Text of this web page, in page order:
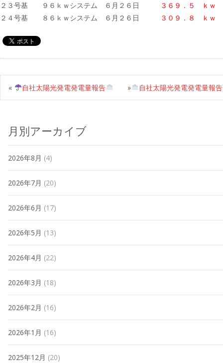
２３号基 ９６ｋｗシステム ６月２６日
３６９．５ ｋｗ
２４号基 ８６ｋｗシステム ６月２６日
３０９．８ ｋｗ
« 自社太陽光発電発電量報告 自社太陽光発電発電量報告
»
月別アーカイブ
2026年8月 (4)
2026年7月 (20)
2026年6月 (17)
2026年5月 (13)
2026年4月 (22)
2026年3月 (18)
2026年2月 (16)
2026年1月 (16)
2025年12月 (20)